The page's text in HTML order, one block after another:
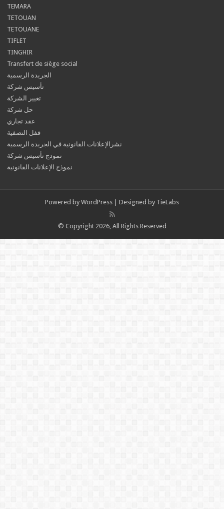
TEMARA
TETOUAN
TETOUANE
TIFLET
TINGHIR
Transfert de siège social
الجريدة الرسمية
تأسيس شركة
تغيير الشركة
حل شركة
عقد تجاري
قفل التصفية
نشرالإعلانات القانونية في الجريدة الرسمية
نمودج تأسيس شركة
نموذج الإعلانات القانونية
Powered by WordPress | Designed by TieLabs
© Copyright 2026, All Rights Reserved